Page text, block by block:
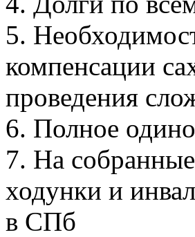
5.
компенсации
проведения
6. Полное
7. На
ходунки и
в СПб